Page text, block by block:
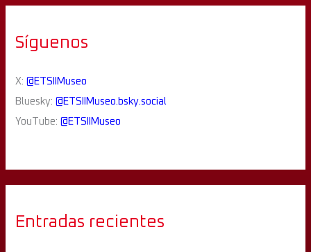
Síguenos
X:@ETSIIMuseo
Bluesky:@ETSIIMuseo.bsky.social
YouTube:@ETSIIMuseo
Entradas recientes